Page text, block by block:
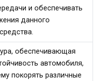
и обеспечивать
данного
обеспечивающая
автомобиля,
покорять различные